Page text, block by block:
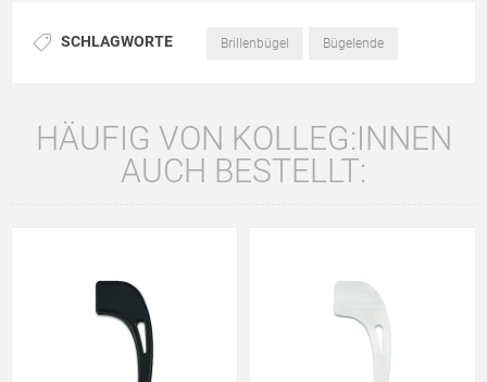
SCHLAGWORTE Brillenbügel Bügelende
HÄUFIG VON KOLLEG:INNEN
AUCH BESTELLT: